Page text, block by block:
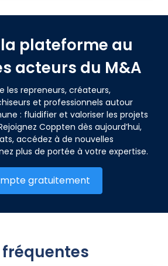
la plateforme au
acteurs du M&A
les repreneurs, créateurs,
et professionnels autour
: fluidifier et valoriser les projets
Coppten dès aujourd’hui,
accédez à de nouvelles
plus de portée à votre expertise.
gratuitement